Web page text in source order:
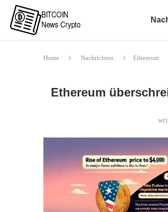
Home Nachrichten Ethereum
Ethereum